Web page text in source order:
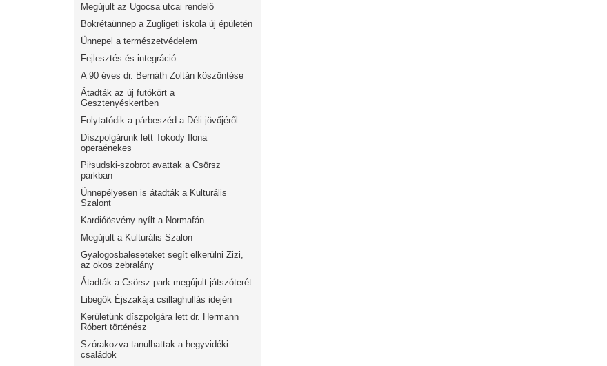
Megújult az Ugocsa utcai rendelő
Bokrétaünnep a Zugligeti iskola új épületén
Ünnepel a természetvédelem
Fejlesztés és integráció
A 90 éves dr. Bernáth Zoltán köszöntése
Átadták az új futókört a
Gesztenyéskertben
Folytatódik a párbeszéd a Déli jövőjéről
Díszpolgárunk lett Tokody Ilona
operaénekes
Piłsudski-szobrot avattak a Csörsz
parkban
Ünnepélyesen is átadták a Kulturális
Szalont
Kardióösvény nyílt a Normafán
Megújult a Kulturális Szalon
Gyalogosbaleseteket segít elkerülni Zizi,
az okos zebralány
Átadták a Csörsz park megújult játszóterét
Libegők Éjszakája csillaghullás idején
Kerületünk díszpolgára lett dr. Hermann
Róbert történész
Szórakozva tanulhattak a hegyvidéki
családok